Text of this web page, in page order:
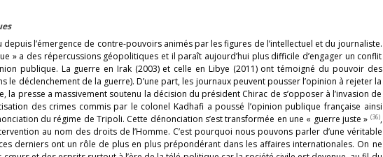
l’émergence de contre-pouvoirs animés par les figures de l’intellectuel et du journaliste.
» a des répercussions géopolitiques et il paraît aujourd’hui plus difficile d’engager un conflit
publique. La guerre en Irak (2003) et celle en Libye (2011) ont témoigné du pouvoir des
déclenchement de la guerre). D’une part, les journaux peuvent pousser l’opinion à rejeter la
la presse a massivement soutenu la décision du président Chirac de s’opposer à l’invasion de
des crimes commis par le colonel Kadhafi a poussé l’opinion publique française ainsi
du régime de Tripoli. Cette dénonciation s’est transformée en une « guerre juste » (36),
au nom des droits de l’Homme. C’est pourquoi nous pouvons parler d’une véritable
derniers ont un rôle de plus en plus prépondérant dans les affaires internationales. On ne